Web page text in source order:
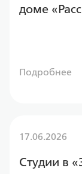
доме
Подробнее
17.06.2026
Студии в